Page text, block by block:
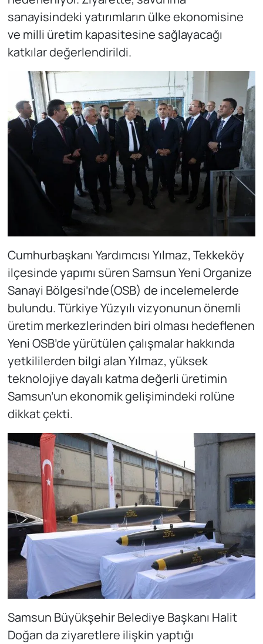
sanayisindeki yatırımların ülke ekonomisine
ve milli üretim kapasitesine sağlayacağı
katkılar değerlendirildi.
Cumhurbaşkanı Yardımcısı Yılmaz, Tekkeköy
ilçesinde yapımı süren Samsun Yeni Organize
Sanayi Bölgesi’nde(OSB) de incelemelerde
bulundu. Türkiye Yüzyılı vizyonunun önemli
üretim merkezlerinden biri olması hedeflenen
Yeni OSB’de yürütülen çalışmalar hakkında
yetkililerden bilgi alan Yılmaz, yüksek
teknolojiye dayalı katma değerli üretimin
Samsun’un ekonomik gelişimindeki rolüne
dikkat çekti.
Samsun Büyükşehir Belediye Başkanı Halit
Doğan da ziyaretlere ilişkin yaptığı